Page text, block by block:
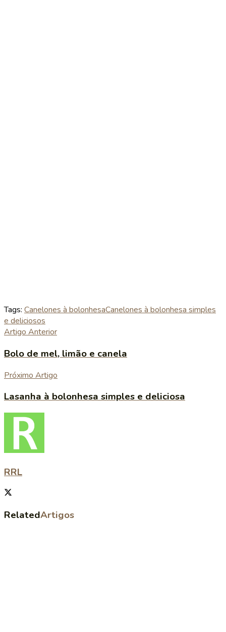
Tags: Canelones à bolonhesaCanelones à bolonhesa simples
e deliciosos
Artigo Anterior
Bolo de mel, limão e canela
Próximo Artigo
Lasanha à bolonhesa simples e deliciosa
RRL
RelatedArtigos